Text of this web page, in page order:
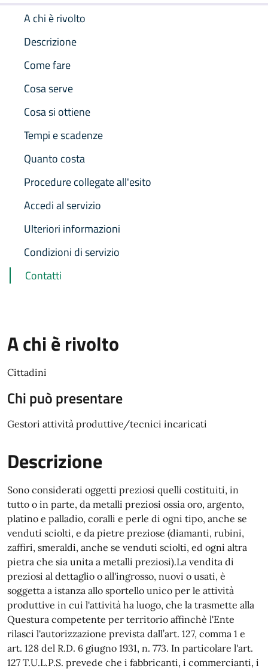
A chi è rivolto
Descrizione
Come fare
Cosa serve
Cosa si ottiene
Tempi e scadenze
Quanto costa
Procedure collegate all'esito
Accedi al servizio
Ulteriori informazioni
Condizioni di servizio
Contatti
A chi è rivolto
Cittadini
Chi può presentare
Gestori attività produttive/tecnici incaricati
Descrizione
Sono considerati oggetti preziosi quelli costituiti, in
tutto o in parte, da metalli preziosi ossia oro, argento,
platino e palladio, coralli e perle di ogni tipo, anche se
venduti sciolti, e da pietre preziose (diamanti, rubini,
zaffiri, smeraldi, anche se venduti sciolti, ed ogni altra
pietra che sia unita a metalli preziosi).La vendita di
preziosi al dettaglio o all'ingrosso, nuovi o usati, è
soggetta a istanza allo sportello unico per le attività
produttive in cui l'attività ha luogo, che la trasmette alla
Questura competente per territorio affinchè l'Ente
rilasci l'autorizzazione prevista dall’art. 127, comma 1 e
art. 128 del R.D. 6 giugno 1931, n. 773. In particolare l'art.
127 T.U.L.P.S. prevede che i fabbricanti, i commercianti, i